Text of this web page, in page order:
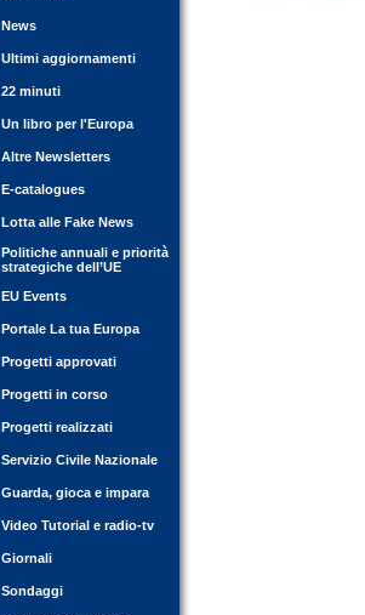
News
Ultimi aggiornamenti
22 minuti
Un libro per l'Europa
Altre Newsletters
E-catalogues
Lotta alle Fake News
Politiche annuali e priorità
strategiche dell’UE
EU Events
Portale La tua Europa
Progetti approvati
Progetti in corso
Progetti realizzati
Servizio Civile Nazionale
Guarda, gioca e impara
Video Tutorial e radio-tv
Giornali
Sondaggi